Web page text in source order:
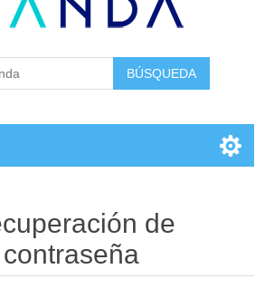
BÚSQUEDA
de
contraseña